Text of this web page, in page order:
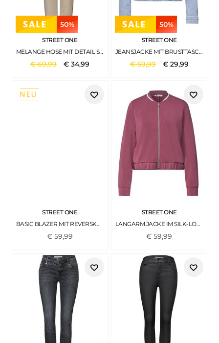
50%
STREET ONE
MELANGE HOSE MIT DETAIL SANDED BEIGE MEL.
€69,99 € 34,99
50%
STREET ONE
JEANSJACKE MIT BRUSTTASCHEN UND KNÖPFEN LIGHT BLUE WASHED
€59,99 € 29,99
STREET ONE
BASIC BLAZER MIT REVERSKRAGEN UND DESSIN BLACK
€ 59,99
STREET ONE
LANGARM JACKE IM SILK-LOOK MIT ZIPPER DARK CLOUDED BLUSH
€59,99